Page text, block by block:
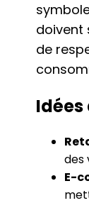
doivent
de
des
E-